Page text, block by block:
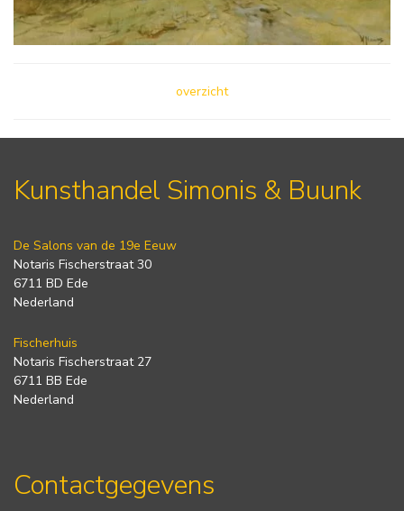
overzicht
Kunsthandel Simonis & Buunk
De Salons van de 19e Eeuw
Notaris Fischerstraat 30
6711 BD Ede
Nederland
Fischerhuis
Notaris Fischerstraat 27
6711 BB Ede
Nederland
Contactgegevens